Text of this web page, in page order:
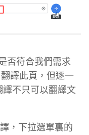
否符合我們需求
譯此頁，但逐一
譯不只可以翻譯文
，下拉選單裏的